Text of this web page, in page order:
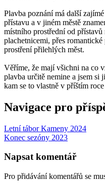
Plavba poznání má další
přístavu a v jiném městě
místního prostřední od
plachetnicemi, přes
prostření přilehlých měst.
Věříme, že mají všichni na co
plavba určitě nemine a jsem si
kam se to vlastně v příštím
Navigace pro
Letní tábor Kameny 2024
Konec sezóny 2023
Napsat komentář
Pro přidávání komentářů se